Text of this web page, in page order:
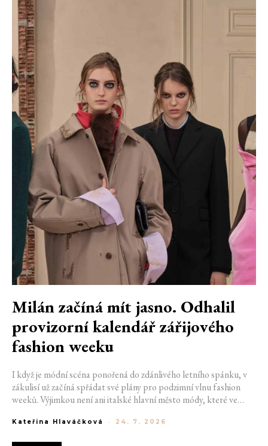
Milán začíná mít jasno. Odhalil
provizorní kalendář zářijového
fashion weeku
I když je módní scéna ponořená do zdánlivého letního spánku, v
zákulisí už začíná spřádat své plány pro podzimní vlnu fashion
weeků. Výjimkou není ani italské hlavní město módy, které ve
22. do 28. září přivítá tradiční jména, pozornost však zaměří
Kateřina Hlaváčková - 24. 7. 2026